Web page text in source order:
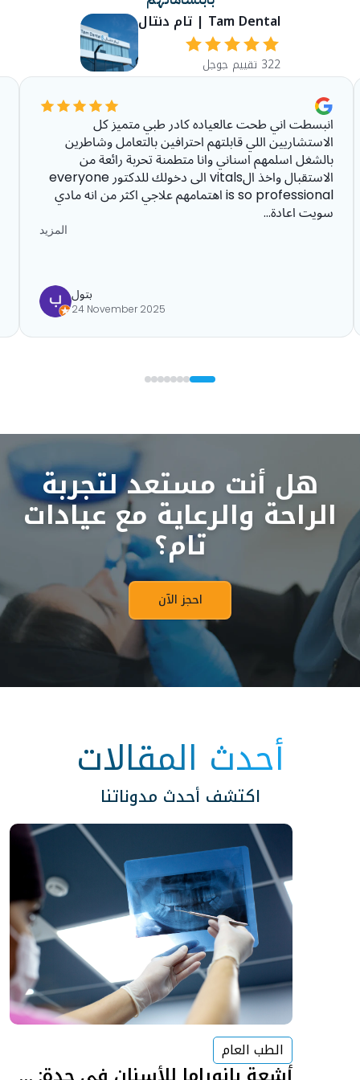
Tam Dental | تام دنتال
322 تقييم جوجل
انبسطت اني طحت عالعياده كادر طبي متميز كل
الاستشاريين اللي قابلتهم احترافين بالتعامل وشاطرين
بالشغل اسلمهم اسناني وانا متطمنة تحربة رائعة من
الاستقبال واخذ الvitals الى دخولك للدكتور everyone
is so professional اهتمامهم علاجي اكثر من انه مادي
سويت اعادة...
المزيد
بتول
24 November 2025
هل أنت مستعد لتجربة
الراحة والرعاية مع عيادات
تام؟
احجز الآن
أحدث المقالات
اكتشف أحدث مدوناتنا
الطب العام